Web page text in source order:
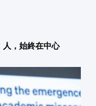
，始終在中心